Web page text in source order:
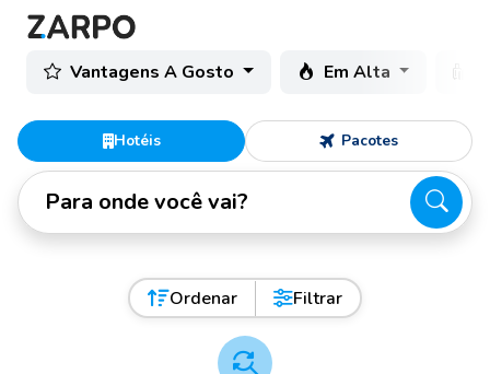
Vantagens A Gosto Em Alta
Hotéis Pacotes
Para onde você vai?
Ordenar Filtrar